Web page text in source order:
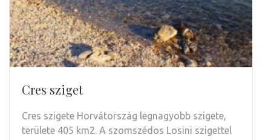
Cres sziget
Cres szigete Horvátország legnagyobb szigete,
területe 405 km2. A szomszédos Losini szigettel